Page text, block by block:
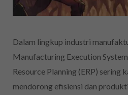
Dalam lingkup industri
Manufacturing Execution
Resource Planning (ERP) sering
mendorong efisiensi dan